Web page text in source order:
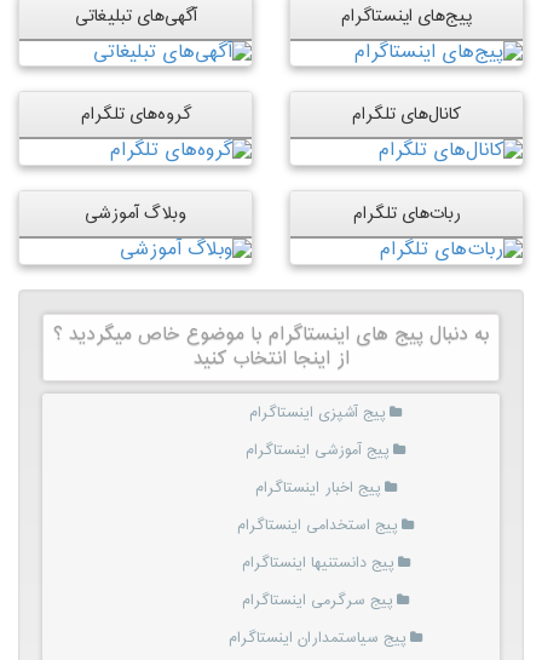
پیج‌های اینستاگرام آگهی‌های تبلیغاتی
کانال‌های تلگرام گروه‌های تلگرام
ربات‌های تلگرام وبلاگ آموزشی
به دنبال پیج های اینستاگرام با موضوع خاص میگردید ؟
از اینجا انتخاب کنید
پیج آشپزی اینستاگرام
پیج آموزشی اینستاگرام
پیج اخبار اینستاگرام
پیج استخدامی اینستاگرام
پیج دانستنیها اینستاگرام
پیج سرگرمی اینستاگرام
پیج سیاستمداران اینستاگرام